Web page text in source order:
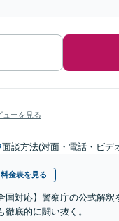
ューを見る
面談方法(対面・電話・ビデ
料金表を見る
国対応】警察庁の公式解
底的に闘い抜く。